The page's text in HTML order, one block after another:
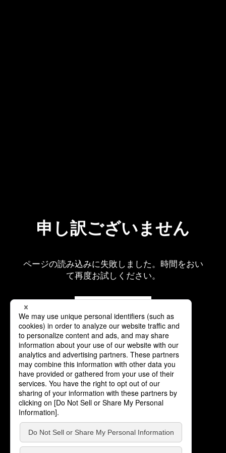
申し訳ございません
ページの読み込みに失敗しました。時間をおい
て再度お試しください。